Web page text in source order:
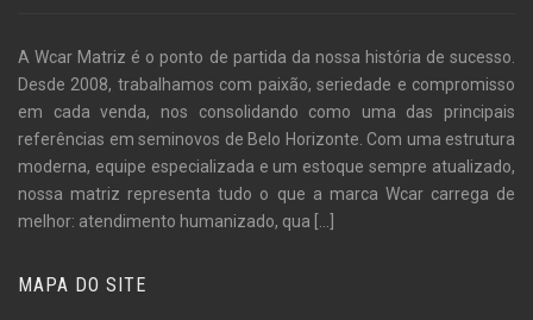
A Wcar Matriz é o ponto de partida da nossa história de sucesso.
Desde 2008, trabalhamos com paixão, seriedade e compromisso
em cada venda, nos consolidando como uma das principais
referências em seminovos de Belo Horizonte. Com uma estrutura
moderna, equipe especializada e um estoque sempre atualizado,
nossa matriz representa tudo o que a marca Wcar carrega de
melhor: atendimento humanizado, qua [...]
MAPA DO SITE